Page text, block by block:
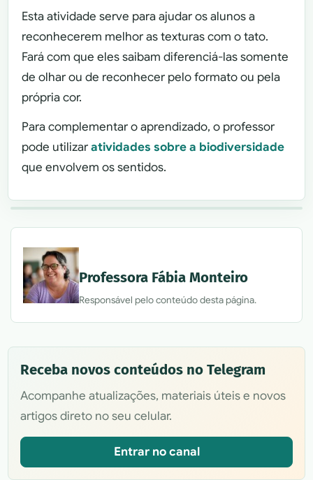
Esta atividade serve para ajudar os alunos a
reconhecerem melhor as texturas com o tato.
Fará com que eles saibam diferenciá-las somente
de olhar ou de reconhecer pelo formato ou pela
própria cor.
Para complementar o aprendizado, o professor
pode utilizaratividades sobre a biodiversidade
que envolvem os sentidos.
Professora Fábia Monteiro
Responsável pelo conteúdo desta página.
Receba novos conteúdos no Telegram
Acompanhe atualizações, materiais úteis e novos
artigos direto no seu celular.
Entrar no canal